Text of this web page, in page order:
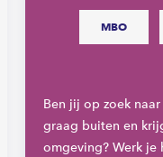
MBO
Ben jij op zoek
graag buiten en
omgeving? Werk je